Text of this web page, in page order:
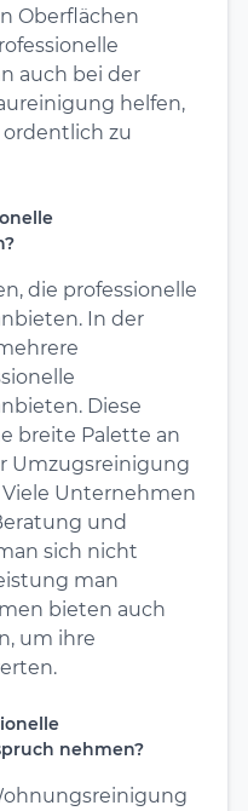
Oberflächen
auch bei der
helfen,
ordentlich zu
die professionelle
In der
Diese
breite Palette an
Umzugsreinigung
Unternehmen
und
sich nicht
man
bieten auch
um ihre
nehmen?